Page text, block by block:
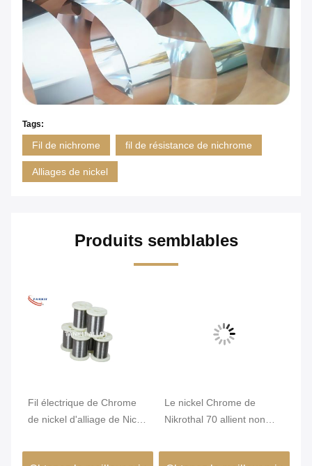
Tags:
Fil de nichrome fil de résistance de nichrome
Alliages de nickel
Produits semblables
Fil électrique de Chrome
de nickel d'alliage de Nicr
6j22
Le nickel Chrome de
Nikrothal 70 allient non